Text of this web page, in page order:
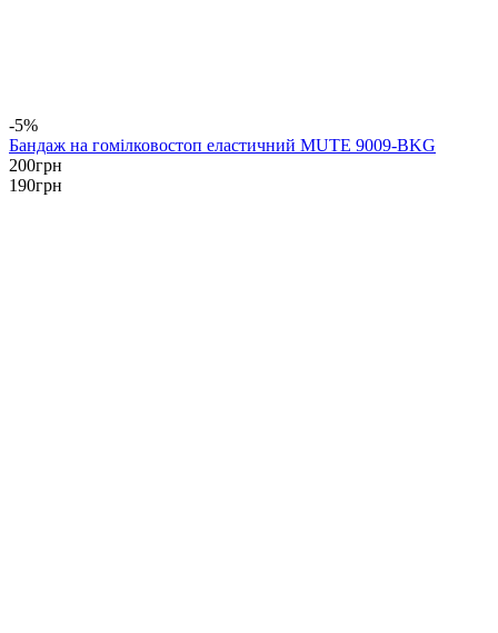
-5%
Бандаж на гомілковостоп еластичний MUTE 9009-BKG
200грн
190грн